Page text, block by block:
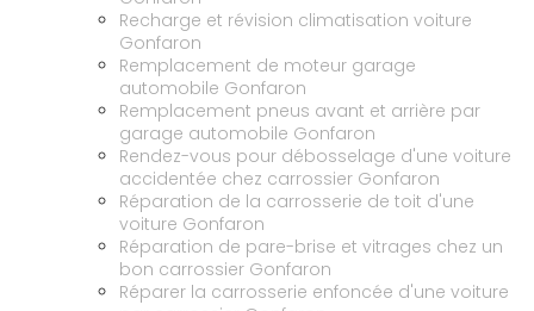
Recharge et révision climatisation voiture
Gonfaron
Remplacement de moteur garage
automobile Gonfaron
Remplacement pneus avant et arrière par
garage automobile Gonfaron
Rendez-vous pour débosselage d'une voiture
accidentée chez carrossier Gonfaron
Réparation de la carrosserie de toit d'une
voiture Gonfaron
Réparation de pare-brise et vitrages chez un
bon carrossier Gonfaron
Réparer la carrosserie enfoncée d'une voiture